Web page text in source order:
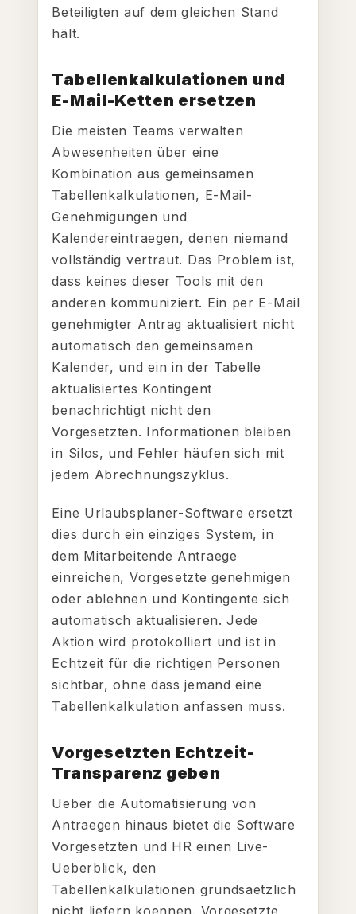
Beteiligten auf dem gleichen Stand
hält.
Tabellenkalkulationen und
E-Mail-Ketten ersetzen
Die meisten Teams verwalten
Abwesenheiten über eine
Kombination aus gemeinsamen
Tabellenkalkulationen, E-Mail-
Genehmigungen und
Kalendereintraegen, denen niemand
vollständig vertraut. Das Problem ist,
dass keines dieser Tools mit den
anderen kommuniziert. Ein per E-Mail
genehmigter Antrag aktualisiert nicht
automatisch den gemeinsamen
Kalender, und ein in der Tabelle
aktualisiertes Kontingent
benachrichtigt nicht den
Vorgesetzten. Informationen bleiben
in Silos, und Fehler häufen sich mit
jedem Abrechnungszyklus.
Eine Urlaubsplaner-Software ersetzt
dies durch ein einziges System, in
dem Mitarbeitende Antraege
einreichen, Vorgesetzte genehmigen
oder ablehnen und Kontingente sich
automatisch aktualisieren. Jede
Aktion wird protokolliert und ist in
Echtzeit für die richtigen Personen
sichtbar, ohne dass jemand eine
Tabellenkalkulation anfassen muss.
Vorgesetzten Echtzeit-
Transparenz geben
Ueber die Automatisierung von
Antraegen hinaus bietet die Software
Vorgesetzten und HR einen Live-
Ueberblick, den
Tabellenkalkulationen grundsaetzlich